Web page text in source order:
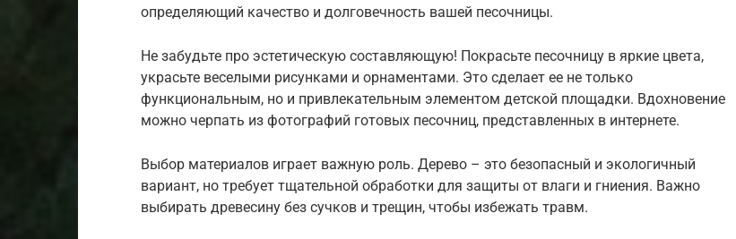
определяющий качество и долговечность вашей песочницы.
Не забудьте про эстетическую составляющую! Покрасьте песочницу в яркие цвета,
украсьте веселыми рисунками и орнаментами. Это сделает ее не только
функциональным, но и привлекательным элементом детской площадки. Вдохновение
можно черпать из фотографий готовых песочниц, представленных в интернете.
Выбор материалов играет важную роль. Дерево – это безопасный и экологичный
вариант, но требует тщательной обработки для защиты от влаги и гниения. Важно
выбирать древесину без сучков и трещин, чтобы избежать травм.